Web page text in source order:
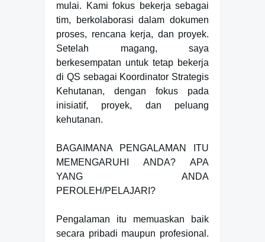
mulai. Kami fokus bekerja sebagai
tim, berkolaborasi dalam dokumen
proses, rencana kerja, dan proyek.
Setelah magang, saya
berkesempatan untuk tetap bekerja
di QS sebagai Koordinator Strategis
Kehutanan, dengan fokus pada
inisiatif, proyek, dan peluang
kehutanan.
BAGAIMANA PENGALAMAN ITU
MEMENGARUHI ANDA? APA
YANG ANDA
PEROLEH/PELAJARI?
Pengalaman itu memuaskan baik
secara pribadi maupun profesional.